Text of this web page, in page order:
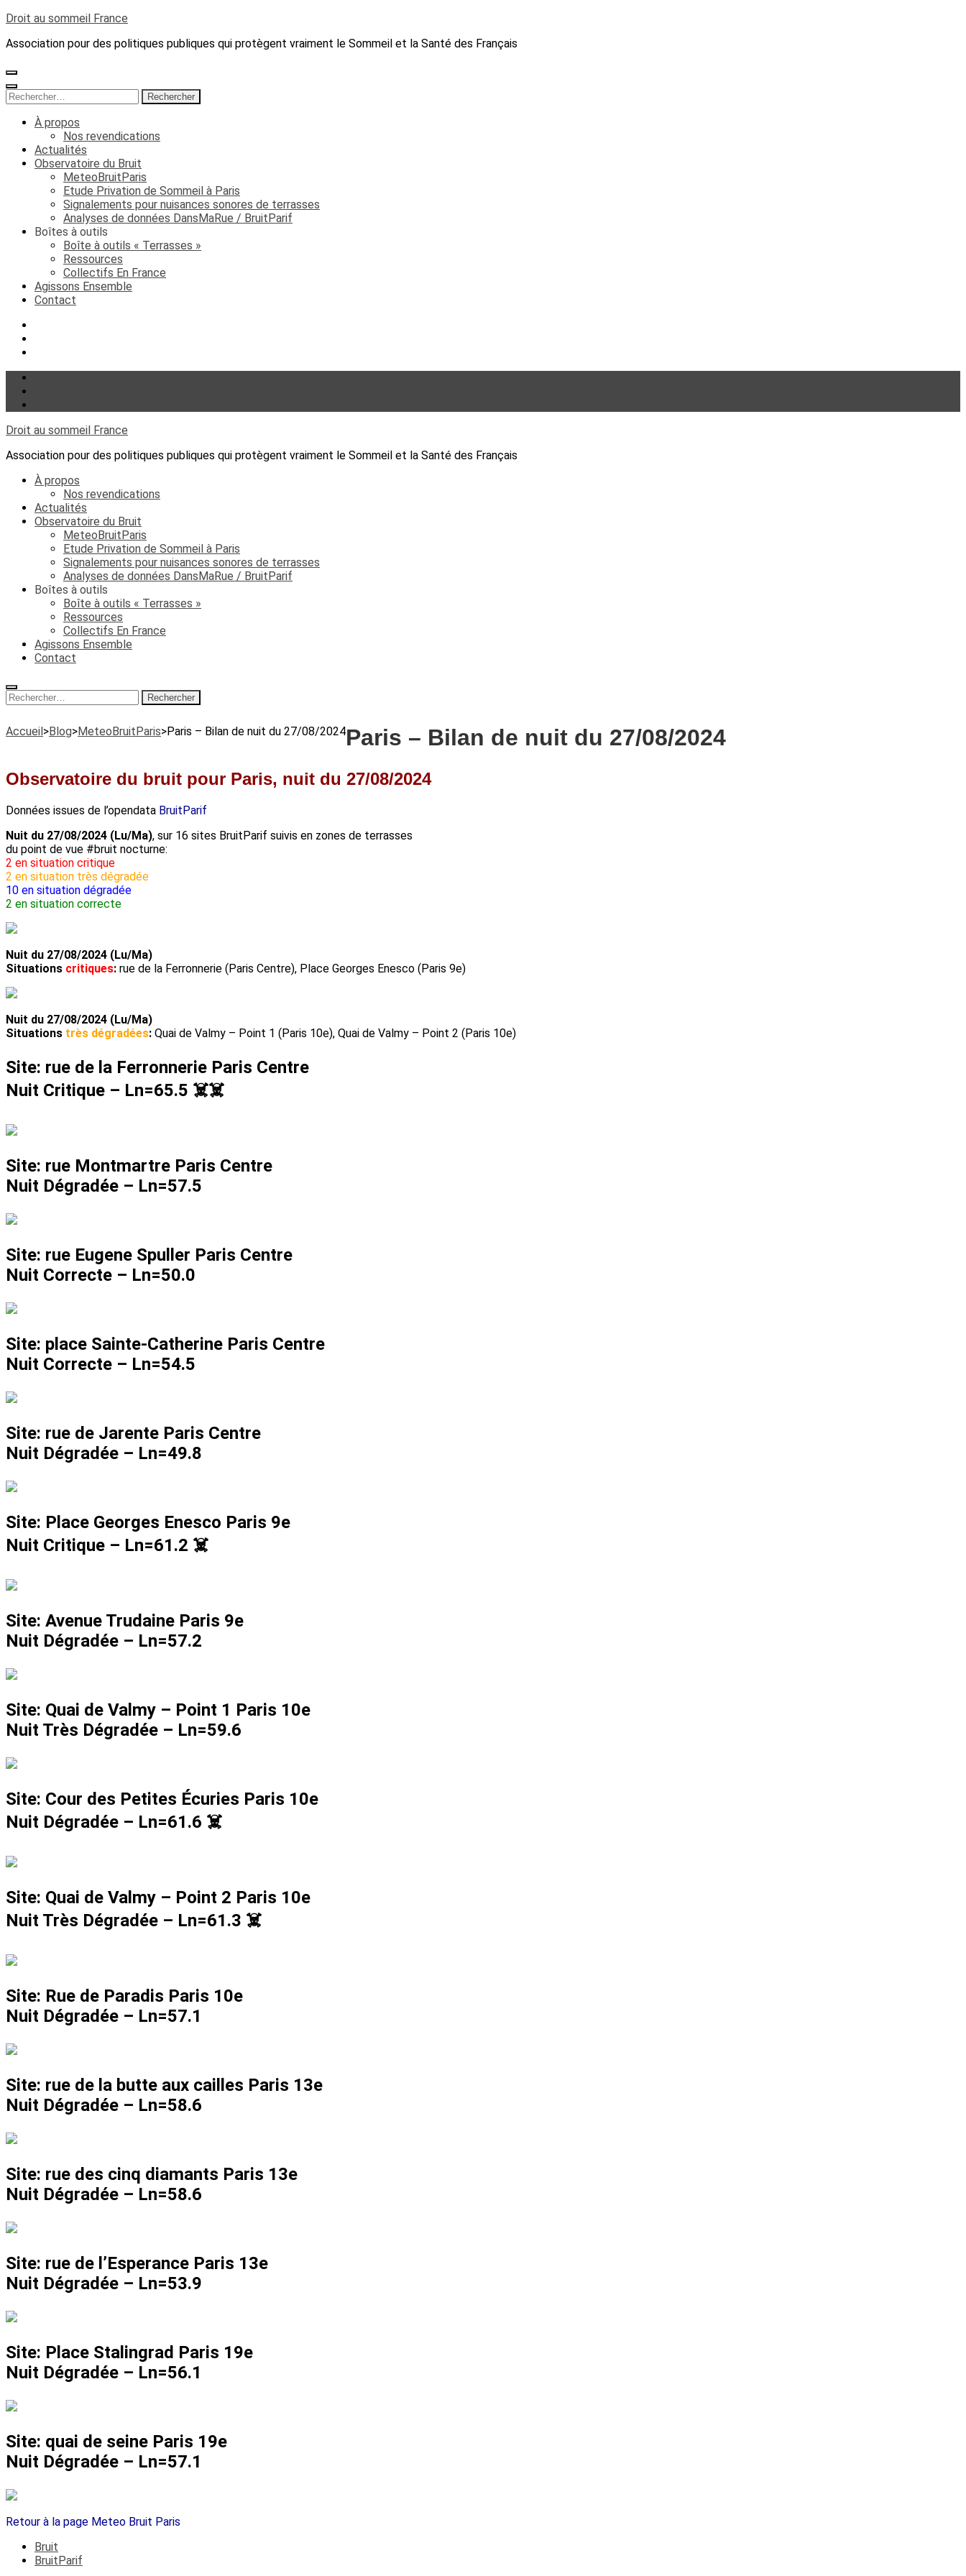
Aller
contenu
Entrée)
Droit au sommeil France
Association pour des politiques publiques qui protègent vraiment le Sommeil et la Santé des Français
Rechercher :
À propos
Nos revendications
Actualités
Observatoire du Bruit
MeteoBruitParis
Etude Privation de Sommeil à Paris
Signalements pour nuisances sonores de terrasses
Analyses de données DansMaRue / BruitParif
Boîtes à outils
Boîte à outils « Terrasses »
Ressources
Collectifs En France
Agissons Ensemble
Contact
Droit au sommeil France
Association pour des politiques publiques qui protègent vraiment le Sommeil et la Santé des Français
À propos
Nos revendications
Actualités
Observatoire du Bruit
MeteoBruitParis
Etude Privation de Sommeil à Paris
Signalements pour nuisances sonores de terrasses
Analyses de données DansMaRue / BruitParif
Boîtes à outils
Boîte à outils « Terrasses »
Ressources
Collectifs En France
Agissons Ensemble
Contact
Rechercher :
Accueil>Blog>MeteoBruitParis>Paris – Bilan de nuit du 27/08/2024Paris – Bilan de nuit du 27/08/2024
Observatoire du bruit pour Paris, nuit du 27/08/2024
Données issues de l’opendata BruitParif
Nuit du 27/08/2024 (Lu/Ma), sur 16 sites BruitParif suivis en zones de terrasses
du point de vue #bruit nocturne:
2 en situation critique
2 en situation très dégradée
10 en situation dégradée
2 en situation correcte
Nuit du 27/08/2024 (Lu/Ma)
Situations critiques: rue de la Ferronnerie (Paris Centre), Place Georges Enesco (Paris 9e)
Nuit du 27/08/2024 (Lu/Ma)
Situations très dégradées: Quai de Valmy – Point 1 (Paris 10e), Quai de Valmy – Point 2 (Paris 10e)
Site: rue de la Ferronnerie Paris Centre
Nuit Critique – Ln=65.5 ☠️☠️
Site: rue Montmartre Paris Centre
Nuit Dégradée – Ln=57.5
Site: rue Eugene Spuller Paris Centre
Nuit Correcte – Ln=50.0
Site: place Sainte-Catherine Paris Centre
Nuit Correcte – Ln=54.5
Site: rue de Jarente Paris Centre
Nuit Dégradée – Ln=49.8
Site: Place Georges Enesco Paris 9e
Nuit Critique – Ln=61.2 ☠️
Site: Avenue Trudaine Paris 9e
Nuit Dégradée – Ln=57.2
Site: Quai de Valmy – Point 1 Paris 10e
Nuit Très Dégradée – Ln=59.6
Site: Cour des Petites Écuries Paris 10e
Nuit Dégradée – Ln=61.6 ☠️
Site: Quai de Valmy – Point 2 Paris 10e
Nuit Très Dégradée – Ln=61.3 ☠️
Site: Rue de Paradis Paris 10e
Nuit Dégradée – Ln=57.1
Site: rue de la butte aux cailles Paris 13e
Nuit Dégradée – Ln=58.6
Site: rue des cinq diamants Paris 13e
Nuit Dégradée – Ln=58.6
Site: rue de l’Esperance Paris 13e
Nuit Dégradée – Ln=53.9
Site: Place Stalingrad Paris 19e
Nuit Dégradée – Ln=56.1
Site: quai de seine Paris 19e
Nuit Dégradée – Ln=57.1
Retour à la page Meteo Bruit Paris
Bruit
BruitParif